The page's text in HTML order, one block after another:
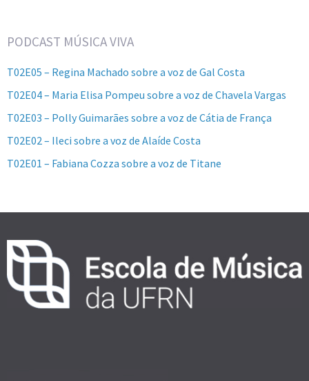
PODCAST MÚSICA VIVA
T02E05 – Regina Machado sobre a voz de Gal Costa
T02E04 – Maria Elisa Pompeu sobre a voz de Chavela Vargas
T02E03 – Polly Guimarães sobre a voz de Cátia de França
T02E02 – Ileci sobre a voz de Alaíde Costa
T02E01 – Fabiana Cozza sobre a voz de Titane